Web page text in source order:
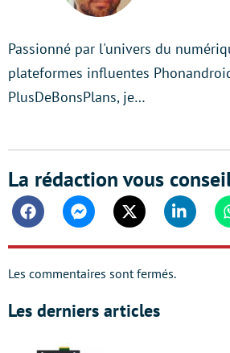
Passionné par l'univers du
plateformes influentes
PlusDeBonsPlans, je…
La rédaction vous
FacebookMessengerTwitter Linkedin
Les commentaires sont fermés.
Les derniers articles